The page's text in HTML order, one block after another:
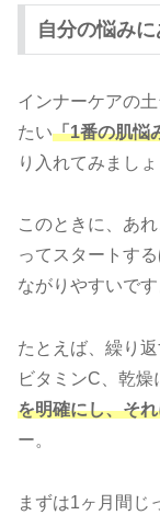
自分の悩み
インナーケアの
たい「1番の肌悩
り入れてみましょ
このときに、あ
ってスタートす
ながりやすいです
たとえば、繰り
ビタミンC、乾
を明確にし、そ
ー。
まずは1ヶ月間じ